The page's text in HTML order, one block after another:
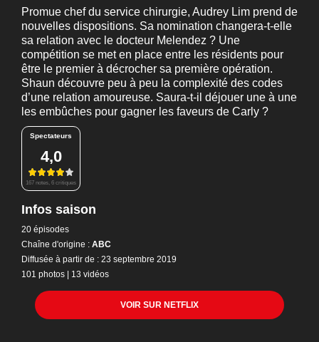
Promue chef du service chirurgie, Audrey Lim prend de
nouvelles dispositions. Sa nomination changera-t-elle
sa relation avec le docteur Melendez ? Une
compétition se met en place entre les résidents pour
être le premier à décrocher sa première opération.
Shaun découvre peu à peu la complexité des codes
d’une relation amoureuse. Saura-t-il déjouer une à une
les embûches pour gagner les faveurs de Carly ?
Spectateurs
4,0
167 notes, 6 critiques
Infos saison
20 épisodes
Chaîne d'origine : ABC
Diffusée à partir de : 23 septembre 2019
101 photos | 13 vidéos
VOIR SUR NETFLIX